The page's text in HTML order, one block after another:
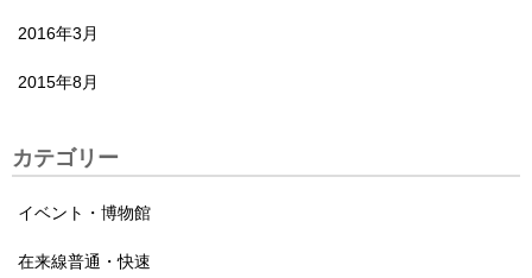
2016年3月
2015年8月
カテゴリー
イベント・博物館
在来線普通・快速